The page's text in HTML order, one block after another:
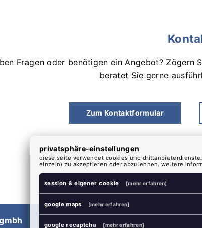
Fragen oder benötigen ein Angebot? Zögern
beratet Sie gerne
Zum Kontaktformular
privatsphäre-einstellungen
diese seite verwendet cookies und
einzeln) zu akzeptieren oder abzulehnen. weitere
session & eigener cookie [mehr erfahren]
google maps [mehr erfahren]
google recaptcha [mehr erfahren]